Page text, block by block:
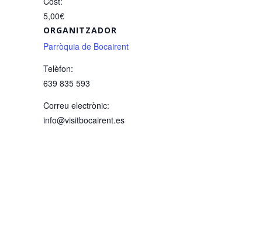
5,00€
ORGANITZADOR
Parròquia de Bocairent
Telèfon:
639 835 593
Correu electrònic:
info@visitbocairent.es